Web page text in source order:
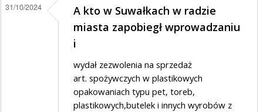
31/10/2024
A kto w Suwałkach w radzie
miasta zapobiegł wprowadzaniu
i
wydał zezwolenia na sprzedaż
art. spożywczych w plastikowych
opakowaniach typu pet, toreb,
plastikowych,butelek i innych wyrobów z